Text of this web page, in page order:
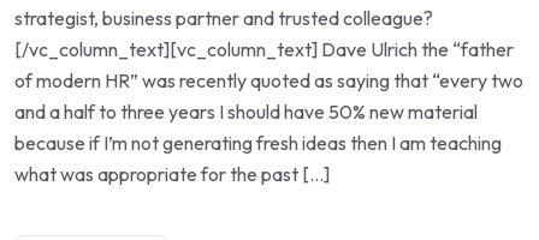
strategist, business partner and trusted colleague?
[/vc_column_text][vc_column_text] Dave Ulrich the “father
of modern HR” was recently quoted as saying that “every two
and a half to three years I should have 50% new material
because if I’m not generating fresh ideas then I am teaching
what was appropriate for the past […]